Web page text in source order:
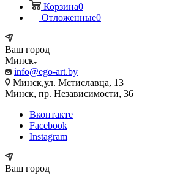
Корзина0
Отложенные0
Ваш город
Минск
info@ego-art.by
Минск,ул. Мстиславца, 13
Минск, пр. Независимости, 36
Вконтакте
Facebook
Instagram
Ваш город